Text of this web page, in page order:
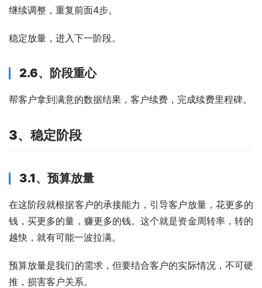
继续调整，重复前面4步。
稳定放量，进入下一阶段。
2.6、阶段重心
帮客户拿到满意的数据结果，客户续费，完成续费里程碑。
3、稳定阶段
3.1、预算放量
在这阶段就根据客户的承接能力，引导客户放量，花更多的
钱，买更多的量，赚更多的钱。这个就是资金周转率，转的
越快，就有可能一波拉满。
预算放量是我们的需求，但要结合客户的实际情况，不可硬
推，损害客户关系。